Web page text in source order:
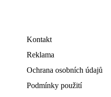
Kontakt
Reklama
Ochrana osobních údajů
Podmínky použití